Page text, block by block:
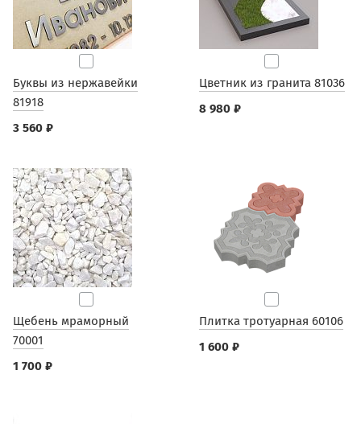
Буквы из нержавейки
81918
3 560 ₽
Цветник из гранита 81036
8 980 ₽
Щебень мраморный
70001
1 700 ₽
Плитка тротуарная 60106
1 600 ₽